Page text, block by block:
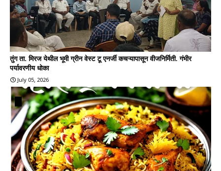
तुंग ता. मिरज येथील भूमी ग्रीन वेस्ट टू एनर्जी कचऱ्यापासून वीजनिर्मिती. गंभीर
पर्यावरणीय धोका
July 05, 2026